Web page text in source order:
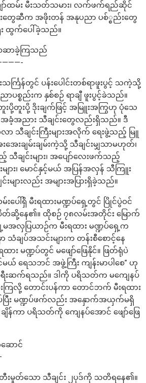
ော်ထမ်း မီးသတ်သမား၊ လက်ဖက်ရည်ဆိုင်
တွေဆီက အဖိုးတန် အနုပညာ ပစ်္စည်းတွေ
ထွက်ပေါ်ခဲ့သည်။
ေဆာခဲ့ကြသည်
င်္ကြန်တွင် ပန်းပေါင်းတစ်ရာဖူးပွင့် သကဲ့သို့
ပစ္စည်းက နှစ်စဉ် ရာချီ ဖူးပွင့်ခဲသည်။
ပို့တူးပို့ ဒိုးချက်ဖြင့် အမြူးအကြွဟု ပုံသေ
အခံ့အညား သီချင်းတွေလည်းရှိသည်။ ဒီ
သီချင်းကြီးများအလိုက် ရေးဖွဲ့သည့် မြူ
ေးချမ်းချမ်းကဲ့သို့ သီချင်းမျှသာမဟုတ်၊
ချင်းများ၊ အပျော်လေးဖက်သည့်
ျား၊ မောင်နှင့်မယ် အပြန်အလှန် သီကြူး
များလည်း အများအပြားရှိခဲ့သည်။
ပေါ်ရှိ မီးရထားမဏ္ဍပ်ရှေ့တွင် ပြိုင်ပွဲဝင်
ပိတ်ဆို့နေ၏။ ထိုစဉ် ၇၈လမ်းအတိုင်း မြောက်
အလှပြယာဉ်က မီးရထား မဏ္ဍပ်ရှေ့က
သံချပ်အသင်းများက တန်းစီစောင့်နေ
ား မဏ္ဍပ်တွင် မဖျော်ဖြေနိုင်။ ဖြတ်ရုံပဲ
င်မယ် ရေသဘင် အဖွဲ့ကြီး ကျန်းမာပါစေ” ဟု
းဆက်ရသည်။ ဒါကို ပရိသတ်က မကျေနပ်
ကြလို့ တောင်းပန်ကာ တောင်ဘက် မီးရထား
ြီး မဏ္ဍပ်ဖက်လည်း အနှောက်အယှက်မရှိ
ကာ ပရိသတ်ကို ကျေနပ်အောင် ဖျော်ဖြေ
ောင်
တ်သော သီချင်း ၂ပုဒ်ကို သတိရနေ၏။